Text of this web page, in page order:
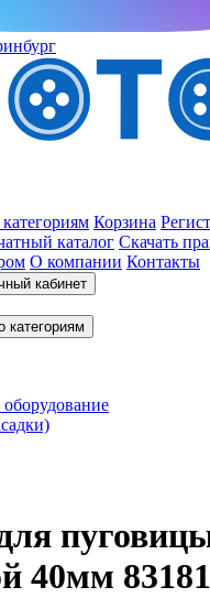
Корзина
каталог Скачать
О компании Контакты
кабинет
категориям
40мм 83181